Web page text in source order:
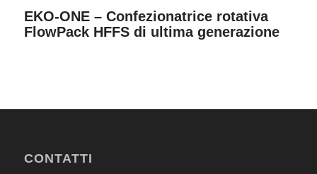
EKO-ONE – Confezionatrice rotativa
FlowPack HFFS di ultima generazione
CONTATTI